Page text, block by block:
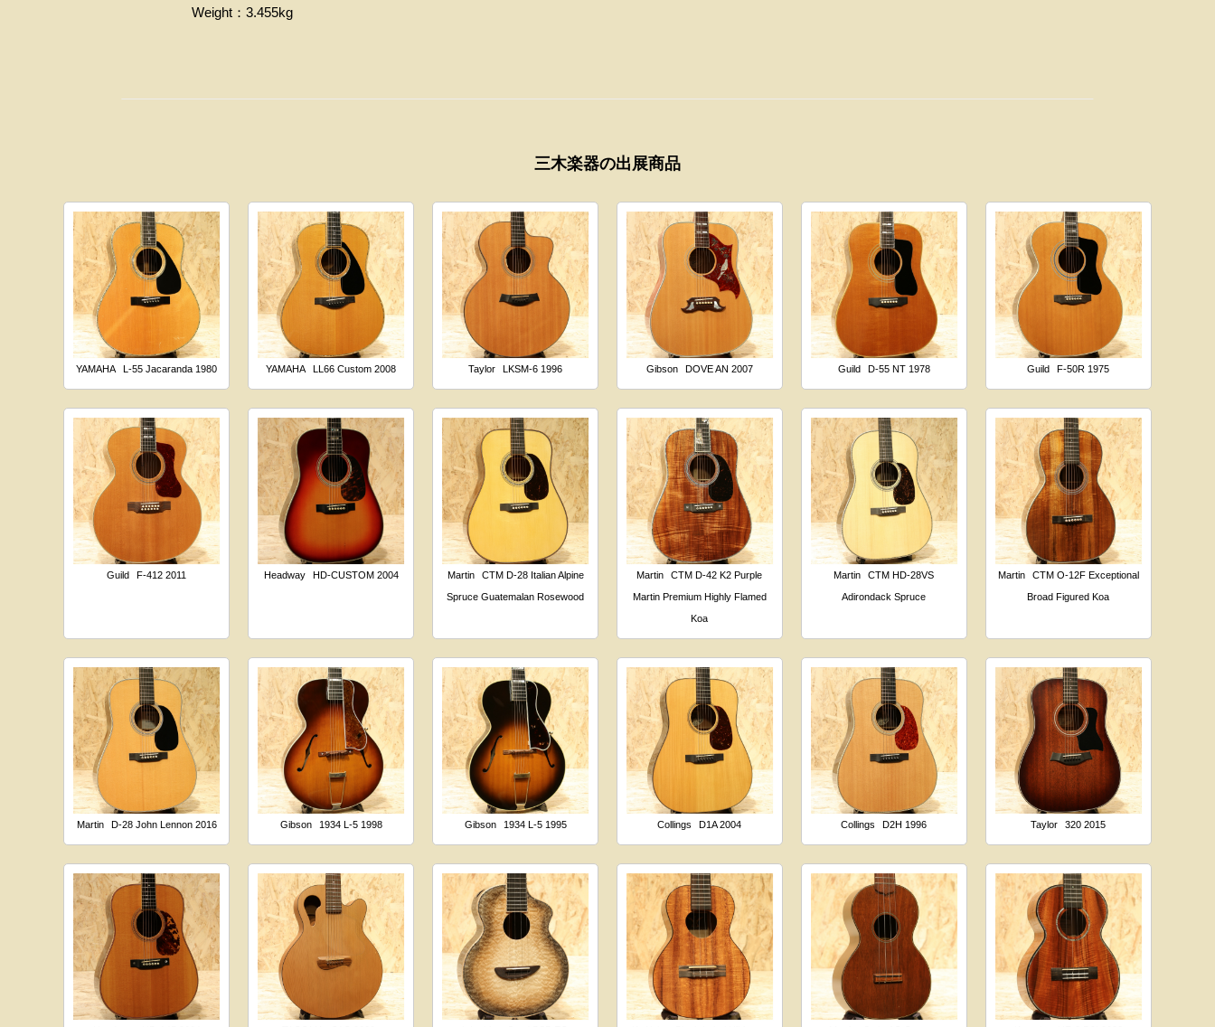
Weight：3.455kg
三木楽器の出展商品
YAMAHA L-55 Jacaranda 1980 YAMAHA LL66 Custom 2008 Taylor LKSM-6 1996 Gibson DOVE AN 2007 Guild D-55 NT 1978 Guild F-50R 1975
Guild F-412 2011 Headway HD-CUSTOM 2004 Martin
CTM D-28 Italian Alpine
Spruce Guatemalan Rosewood
Martin
CTM D-42 K2 Purple
Martin Premium Highly Flamed
Koa
Martin
CTM HD-28VS
Adirondack Spruce
Martin
CTM O-12F Exceptional
Broad Figured Koa
Martin D-28 John Lennon 2016 Gibson 1934 L-5 1998 Gibson 1934 L-5 1995 Collings D1A 2004 Collings D2H 1996 Taylor 320 2015